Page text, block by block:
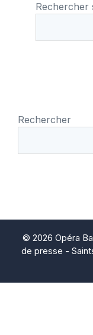
Rechercher
Rechercher
© 2026 Opéra
de presse -